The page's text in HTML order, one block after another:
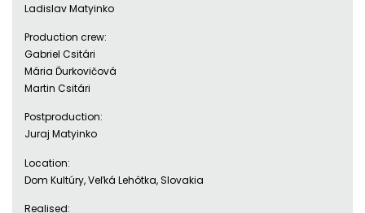
Ladislav Matyinko
Production crew:
Gabriel Csitári
Mária Ďurkovičová
Martin Csitári
Postproduction:
Juraj Matyinko
Location:
Dom Kultúry, Veľká Lehôtka, Slovakia
Realised: